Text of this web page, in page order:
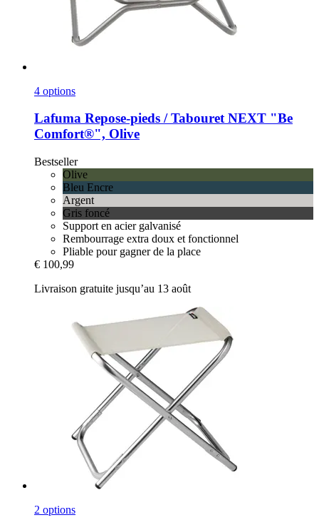
4 options
Lafuma Repose-​pieds / Tabouret NEXT "Be
Comfort®", Olive
Bestseller
Olive
Bleu Encre
Argent
Gris foncé
Support en acier galvanisé
Rembourrage extra doux et fonctionnel
Pliable pour gagner de la place
€ 100,99
Livraison gratuite jusqu’au 13 août
2 options